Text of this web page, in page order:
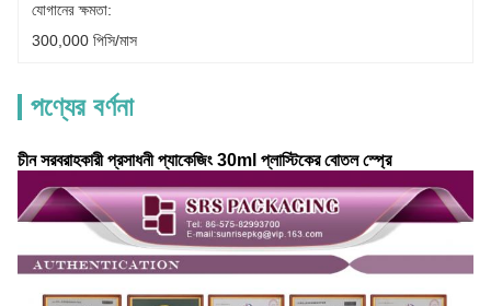
যোগানের ক্ষমতা:
300,000 পিসি/মাস
পণ্যের বর্ণনা
চীন সরবরাহকারী প্রসাধনী প্যাকেজিং 30ml প্লাস্টিকের বোতল স্প্রে